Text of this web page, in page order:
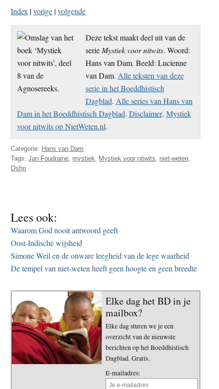
Index |vorige |volgende
Deze tekst maakt deel uit van de
serie Mystiek voor nitwits. Woord:
Hans van Dam. Beeld: Lucienne
van Dam. Alle teksten van deze
serie in het Boeddhistisch
Dagblad. Alle series van Hans van
Dam in het Boeddhistisch Dagblad. Disclaimer. Mystiek
voor nitwits op NietWeten.nl.
Categorie: Hans van Dam
Tags:Jan Foudraine, mystiek, Mystiek voor nitwits, niet-weten,
Osho
Lees ook:
Waarom God nooit antwoord geeft
Oost-Indische wijsheid
Simone Weil en de onware leegheid van de lege waarheid
De tempel van niet-weten heeft geen hoogte en geen breedte
Elke dag het BD in je
mailbox?
Elke dag sturen we je een
overzicht van de nieuwste
berichten op het Boeddhistisch
Dagblad. Gratis.
E-mailadres: